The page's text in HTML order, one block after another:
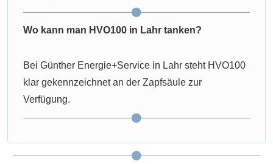
Wo kann man HVO100 in Lahr tanken?
Bei Günther Energie+Service in Lahr steht HVO100
klar gekennzeichnet an der Zapfsäule zur
Verfügung.